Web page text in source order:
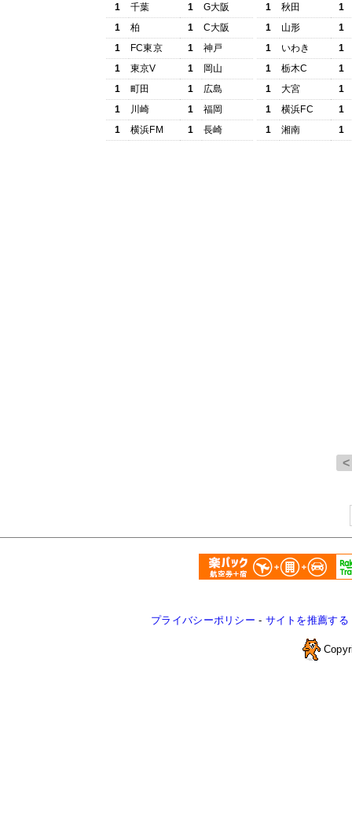
1
千葉 1
G大阪
1
柏 1
C大阪
1
FC東京 1
神戸
1
東京V 1
岡山
1
町田 1
広島
1
川崎 1
福岡
1
横浜FM 1 長崎
1
秋田
1
1
山形
1
1
いわき
1
1
栃木C
1
1
大宮
1
1
横浜FC
1
1
湘南 1
プライバシーポリシー - サイトを推薦する